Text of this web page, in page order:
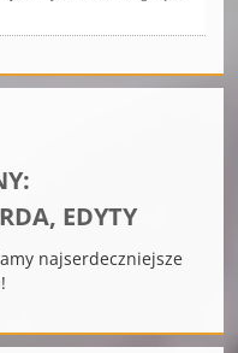
EDYTY
najserdeczniejsze